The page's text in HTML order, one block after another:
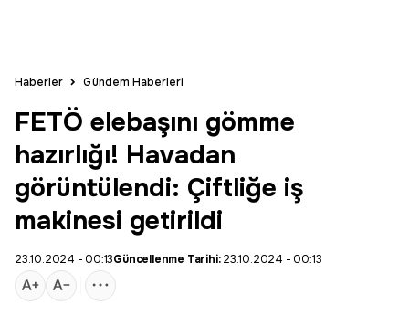
Haberler Gündem Haberleri
FETÖ elebaşını gömme
hazırlığı! Havadan
görüntülendi: Çiftliğe iş
makinesi getirildi
23.10.2024 - 00:13Güncellenme Tarihi:23.10.2024 - 00:13